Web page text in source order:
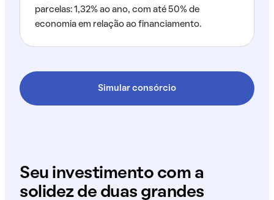
parcelas: 1,32% ao ano, com até 50% de
economia em relação ao financiamento.
Simular consórcio
Seu investimento com a
solidez de duas grandes